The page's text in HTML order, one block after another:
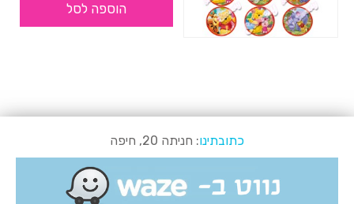
הוספה לסל
כתובתינו: חניתה 20, חיפה